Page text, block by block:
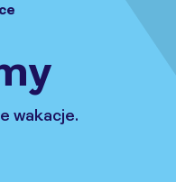
wakacje.